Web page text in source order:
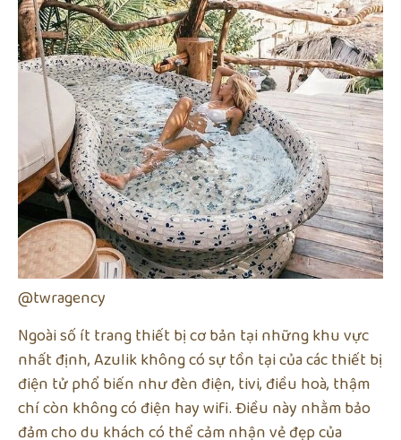
@twragency
Ngoài số ít trang thiết bị cơ bản tại những khu vực
nhất định, Azulik không có sự tồn tại của các thiết bị
điện tử phổ biến như đèn điện, tivi, điều hoà, thậm
chí còn không có điện hay wifi. Điều này nhằm bảo
đảm cho du khách có thể cảm nhận vẻ đẹp của